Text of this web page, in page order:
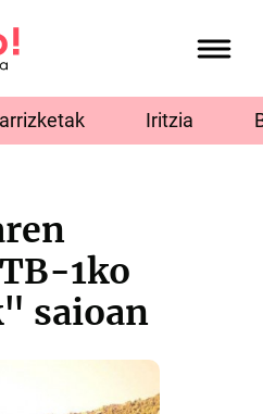
Iritzia
1ko
saioan